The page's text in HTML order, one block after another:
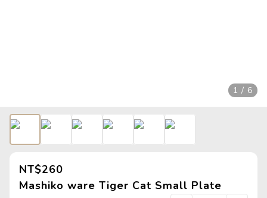
1 / 6
NT$260
Mashiko ware Tiger Cat Small Plate